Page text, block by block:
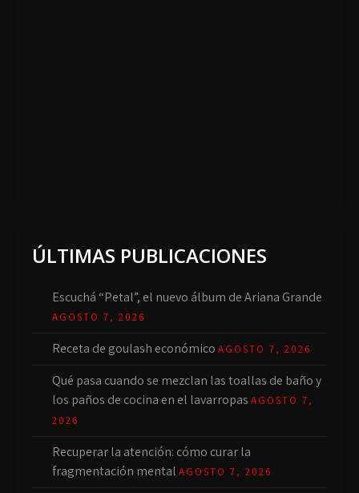
ÚLTIMAS PUBLICACIONES
Escuchá “Petal”, el nuevo álbum de Ariana Grande
AGOSTO 7, 2026
Receta de goulash económico AGOSTO 7, 2026
Qué pasa cuando se mezclan las toallas de baño y
los paños de cocina en el lavarropas AGOSTO 7,
2026
Recuperar la atención: cómo curar la
fragmentación mental AGOSTO 7, 2026